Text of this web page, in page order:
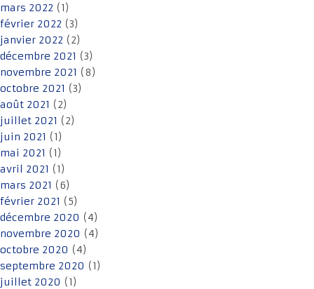
mars 2022 (1)
février 2022 (3)
janvier 2022 (2)
décembre 2021 (3)
novembre 2021 (8)
octobre 2021 (3)
août 2021 (2)
juillet 2021 (2)
juin 2021 (1)
mai 2021 (1)
avril 2021 (1)
mars 2021 (6)
février 2021 (5)
décembre 2020 (4)
novembre 2020 (4)
octobre 2020 (4)
septembre 2020 (1)
juillet 2020 (1)